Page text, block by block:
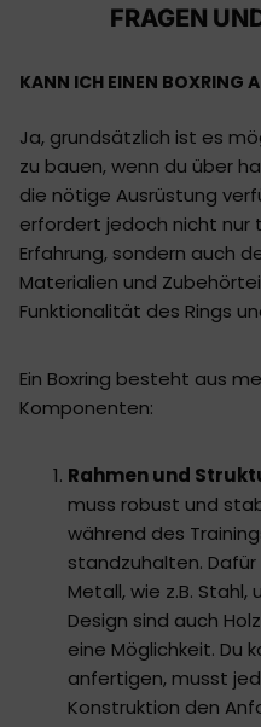
FRAGEN
KANN ICH EINEN BOXRING
Ja, grundsätzlich ist es
zu bauen, wenn du über
die nötige Ausrüstung
erfordert jedoch nicht nur
Erfahrung, sondern auch
Materialien und
Funktionalität des Rings
Ein Boxring besteht aus
Komponenten:
Rahmen und
muss robust und
während des
standzuhalten.
Metall, wie z.B.
Design sind auch
eine Möglichkeit. Du
anfertigen, musst
Konstruktion den